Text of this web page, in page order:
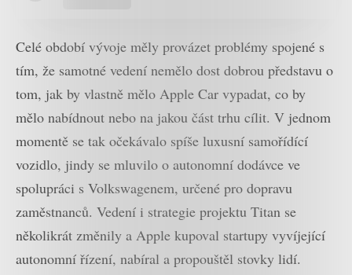
Celé období vývoje měly provázet problémy spojené s
tím, že samotné vedení nemělo dost dobrou představu o
tom, jak by vlastně mělo Apple Car vypadat, co by
mělo nabídnout nebo na jakou část trhu cílit. V jednom
momentě se tak očekávalo spíše luxusní samořídící
vozidlo, jindy se mluvilo o autonomní dodávce ve
spolupráci s Volkswagenem, určené pro dopravu
zaměstnanců. Vedení i strategie projektu Titan se
několikrát změnily a Apple kupoval startupy vyvíjející
autonomní řízení, nabíral a propouštěl stovky lidí.